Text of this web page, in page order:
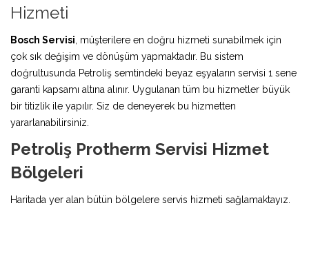
Hizmeti
Bosch Servisi , müşterilere en doğru hizmeti sunabilmek için
çok sık değişim ve dönüşüm yapmaktadır. Bu sistem
doğrultusunda Petroliş semtindeki beyaz eşyaların servisi 1 sene
garanti kapsamı altına alınır. Uygulanan tüm bu hizmetler büyük
bir titizlik ile yapılır. Siz de deneyerek bu hizmetten
yararlanabilirsiniz.
Petroliş Protherm Servisi Hizmet
Bölgeleri
Haritada yer alan bütün bölgelere servis hizmeti sağlamaktayız.